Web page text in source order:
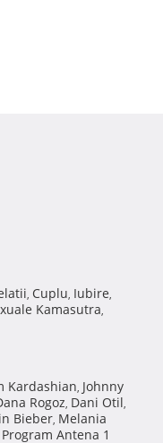
, Cuplu, Iubire,
Kamasutra,
Kardashian, Johnny
Rogoz, Dani Otil,
Bieber, Melania
Program Antena 1